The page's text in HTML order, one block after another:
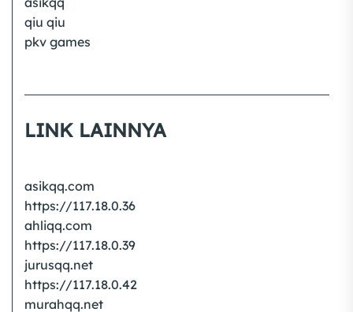
qiu qiu
pkv games
LINK LAINNYA
asikqq.com
https://117.18.0.36
ahliqq.com
https://117.18.0.39
jurusqq.net
https://117.18.0.42
murahqq.net